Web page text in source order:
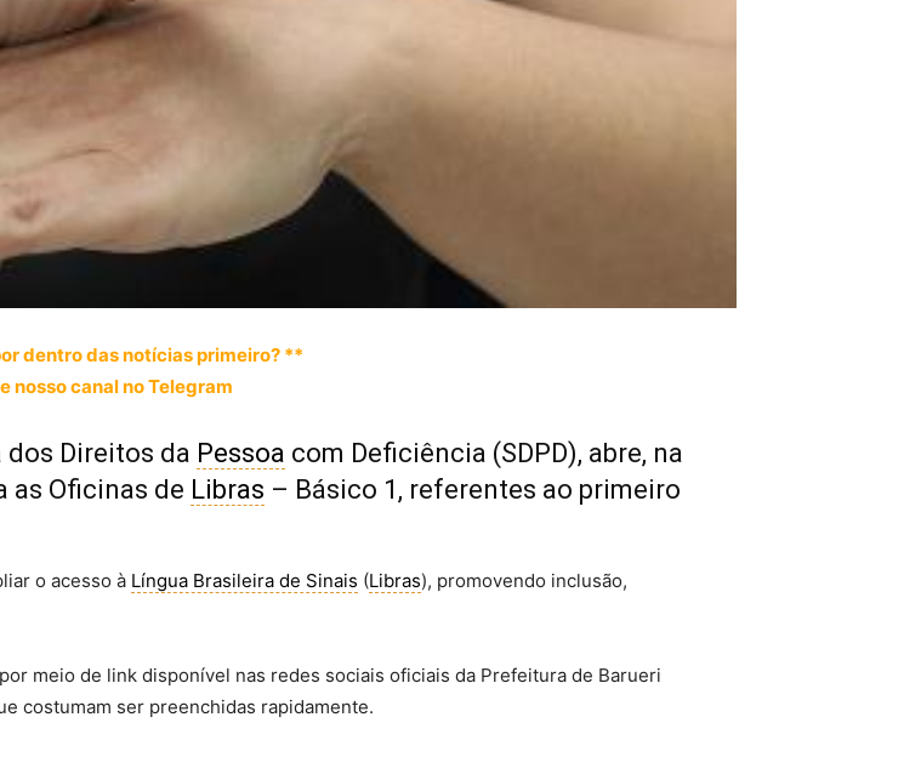
dentro das notícias primeiro? **
nosso canal no Telegram
dos Direitos da Pessoa com Deficiência (SDPD), abre, na
as Oficinas de Libras – Básico 1, referentes ao primeiro
o acesso à Língua Brasileira de Sinais (Libras), promovendo inclusão,
meio de link disponível nas redes sociais oficiais da Prefeitura de Barueri
costumam ser preenchidas rapidamente.